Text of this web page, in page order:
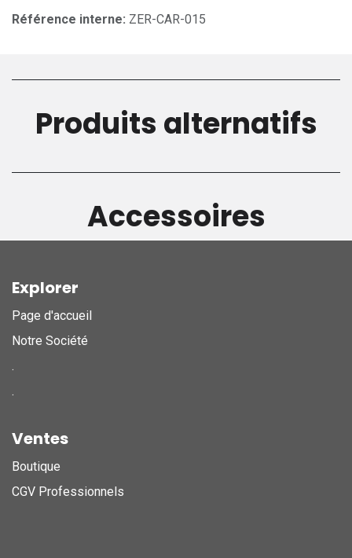
Référence interne: ZER-CAR-015
Produits alternatifs
Accessoires
Explorer
Page d'accueil
Notre Société
.
.
Ventes
Boutique
CGV Professionnels